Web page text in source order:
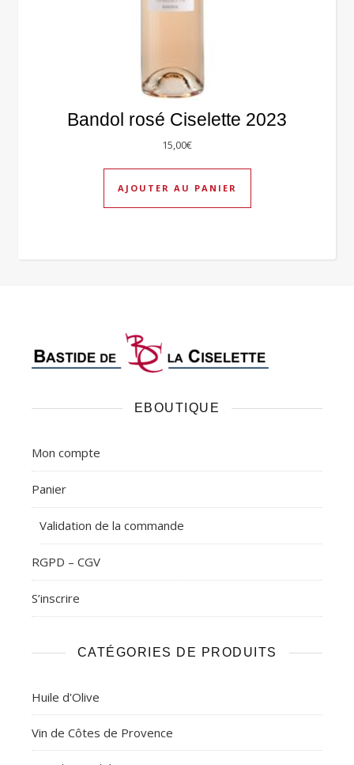
Bandol rosé Ciselette 2023
15,00€
AJOUTER AU PANIER
EBOUTIQUE
Mon compte
Panier
Validation de la commande
RGPD – CGV
S’inscrire
CATÉGORIES DE PRODUITS
Huile d'Olive
Vin de Côtes de Provence